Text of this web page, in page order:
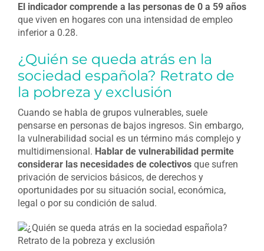
El indicador comprende a las personas de 0 a 59 años
que viven en hogares con una intensidad de empleo
inferior a 0.28.
¿Quién se queda atrás en la
sociedad española? Retrato de
la pobreza y exclusión
Cuando se habla de grupos vulnerables, suele
pensarse en personas de bajos ingresos. Sin embargo,
la vulnerabilidad social es un término más complejo y
multidimensional. Hablar de vulnerabilidad permite
considerar las necesidades de colectivosque sufren
privación de servicios básicos, de derechos y
oportunidades por su situación social, económica,
legal o por su condición de salud.